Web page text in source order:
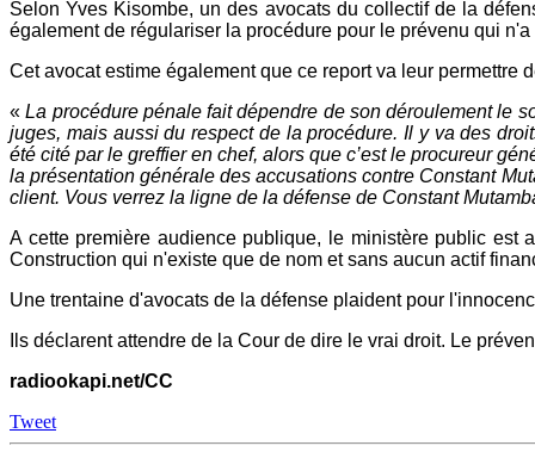
Selon Yves Kisombe, un des avocats du collectif de la
également de régulariser la procédure pour le prévenu qui
Cet avocat estime également que ce report va leur
«La procédure pénale fait dépendre de son déroulement le
juges, mais aussi du respect de la procédure. Il y va des
été cité par le greffier en chef, alors que c’est le procureur
la présentation générale des accusations contre Constant
client. Vous verrez la ligne de la défense de Constant
A cette première audience publique, le ministère public
Construction qui n'existe que de nom et sans aucun actif
Une trentaine d'avocats de la défense plaident pour
Ils déclarent attendre de la Cour de dire le vrai droit. Le
radiookapi.net/CC
Tweet